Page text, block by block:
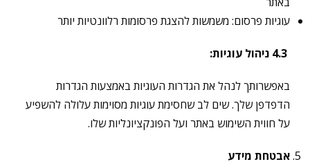
עוגיות פרסום: משמשות להצגת פרסומות רלוונטיות יותר
ניהול עוגיות:
באפשרותך לנהל את הגדרות העוגיות באמצעות הגדרות
הדפדפן שלך. שים לב שחסימת עוגיות מסוימות עלולה להשפיע
על חווית השימוש באתר ועל הפונקציונליות שלו.
אבטחת מידע